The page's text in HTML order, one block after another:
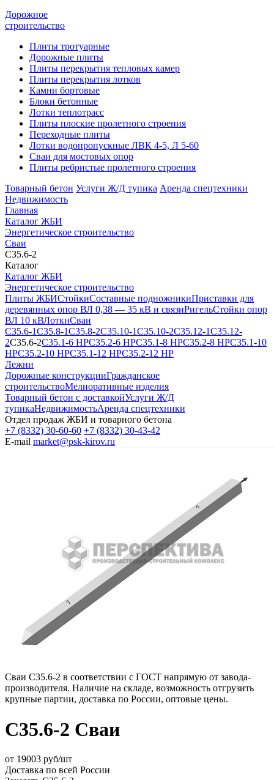
Дорожное
строительство
Плиты тротуарные
Дорожные плиты
Плиты перекрытия тепловых камер
Плиты перекрытия лотков
Камни бортовые
Блоки бетонные
Лотки теплотрасс
Плиты плоские пролетного строения
Переходные плиты
Лотки водопропускные ЛВК 4-5, Л 5-60
Сваи для мостовых опор
Плиты ребристые пролетного строения
Товарный бетон Услуги Ж/Д тупика Аренда спецтехники
Недвижимость
Главная
Каталог ЖБИ
Энергетическое строительство
Сваи
С35.6-2
Каталог
Каталог ЖБИ
Энергетическое строительство
Плиты ЖБИСтойкиСоставные подножникиПриставки для
деревянных опор ВЛ 0,38 — 35 кВ и связиРигельСтойки опор
ВЛ 10 кВЛоткиСваи
С35.6-1С35.8-1С35.8-2С35.10-1С35.10-2С35.12-1С35.12-
2С35.6-2С35.1-6 НРС35.2-6 НРС35.1-8 НРС35.2-8 НРС35.1-10
НРС35.2-10 НРС35.1-12 НРС35.2-12 НР
Лежни
Дорожные конструкцииГражданское
строительствоМелиоративные изделия
Товарный бетон с доставкойУслуги Ж/Д
тупикаНедвижимостьАренда спецтехники
Отдел продаж ЖБИ и товарного бетона
+7 (8332) 30-60-60 +7 (8332) 30-43-42
E-mail market@psk-kirov.ru
Сваи С35.6-2 в соответствии с ГОСТ напрямую от завода-
производителя. Наличие на складе, возможность отгрузить
крупные партии, доставка по России, оптовые цены.
С35.6-2 Сваи
от 19003 руб/шт
Доставка по всей России